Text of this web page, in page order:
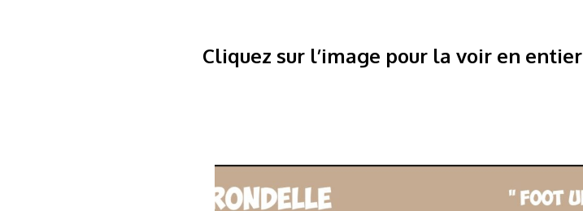
Cliquez sur l’image pour la voir en entier